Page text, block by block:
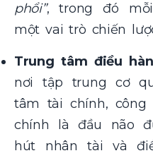
phổi”, trong đó
một vai trò chiến
Trung tâm điều
nơi tập trung cơ
tâm tài chính, công
chính là đầu não
hút nhân tài và